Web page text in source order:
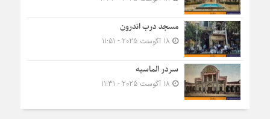
مسجد درب اندرون
سردر الماسیه